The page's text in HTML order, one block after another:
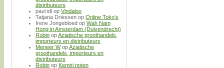
distributeurs
paul idi op Vindaloo
Tatjana Driessen op Online Toko’s
Irene Jongebloed op Wah Nam
Hong in Amsterdam (Duivendrecht)
Robin opAziatische groothandels,
importeurs en distributeurs
Meneer WopAziatische
groothandels, importeurs en
distributeurs
Robin op Kemiri noten